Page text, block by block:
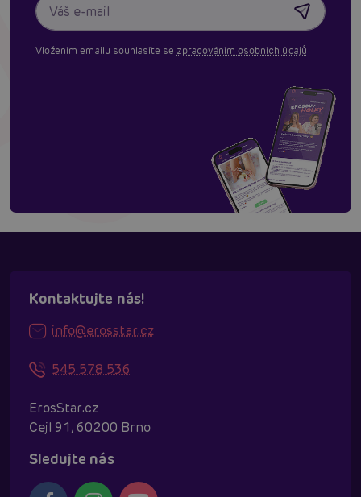
Vložením emailu souhlasíte se zpracováním osobních údajů
Kontaktujte nás!
info@erosstar.cz
545 578 536
ErosStar.cz
Cejl 91, 60200 Brno
Sledujte nás